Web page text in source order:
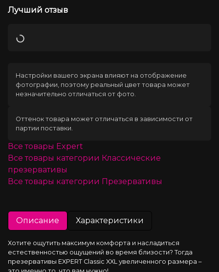
Лучший отзыв
Загрузка
Настройки вашего экрана влияют на отображение
фотографии, поэтому реальный цвет товара может
незначительно отличаться от фото.
Оттенок товара может отличаться в зависимости от
партии поставки.
Все товары Expert
Все товары категории Классические
презервативы
Все товары категории Презервативы
Описание Характеристики
Хотите ощутить максимум комфорта и насладиться
естественностью ощущений во время близости? Тогда
презервативы EXPERT Classic XXL увеличенного размера –